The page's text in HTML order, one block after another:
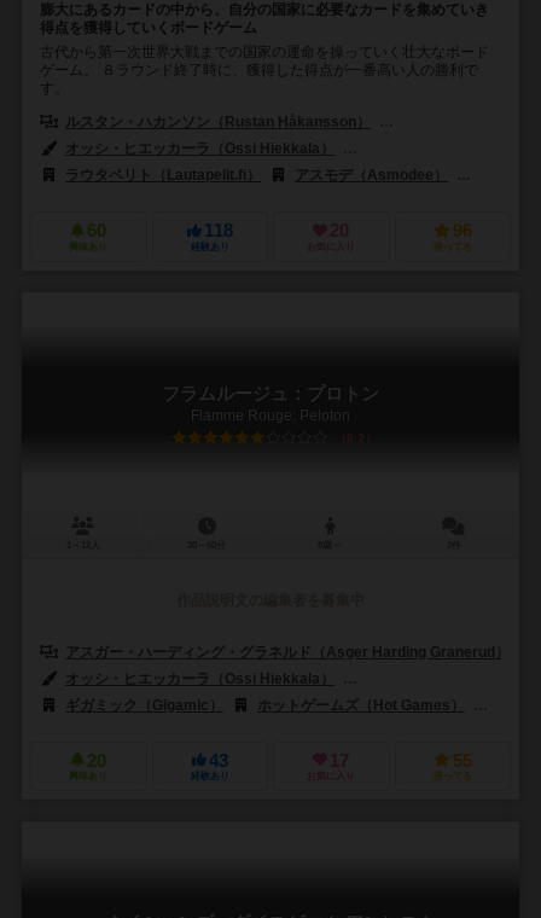
膨大にあるカードの中から、自分の国家に必要なカードを集めていき
得点を獲得していくボードゲーム
古代から第一次世界大戦までの国家の運命を操っていく壮大なボード
ゲーム。 ８ラウンド終了時に、獲得した得点が一番高い人の勝利で
す。
ルスタン・ハカンソン（Rustan Håkansson）
オッシ・ヒエッカーラ（Ossi Hiekkala）
ラウタペリト（Lautapelit.fi）
アスモデ（Asmodee）
60
興味あり
118
経験あり
20
お気に入り
96
持ってる
フラムルージュ：プロトン
Flamme Rouge: Peloton
6.2
アスガー・ハーディング・グラネルド（Asger Harding Granerud）
オッシ・ヒエッカーラ（Ossi Hiekkala）
ギガミック（Gigamic）
ホットゲームズ（Hot Games）
20
興味あり
43
経験あり
17
お気に入り
55
持ってる